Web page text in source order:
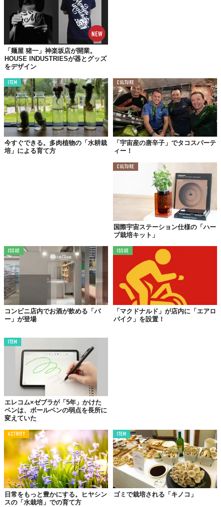
TABI LABO
この世界は、もっと広いはずだ。
「麺屋 猪一」神楽坂店が開業。
HOUSE INDUSTRIESが器とグッズ
をデザイン
ITEM
今すぐできる。多肉植物の「水耕栽
培」による育て方
CULTURE
「宇宙産の唐辛子」でタコスパーテ
ィー！
CULTURE
国際宇宙ステーション仕様の「ハー
ブ栽培キット」
ISSUE
コンビニ店内でお酒が飲める「バ
ー」が登場
ISSUE
「マクドナルド」が店内に「エアロ
バイク」を設置！
ITEM
エレコム×ゼブラが「5年」かけた
ペンは、ボールペンの弱点を長所に
変えていた
ACTIVITY
日常をもっと豊かにする。ヒヤシン
スの「水栽培」での育て方
ITEM
ゴミで栽培される「キノコ」